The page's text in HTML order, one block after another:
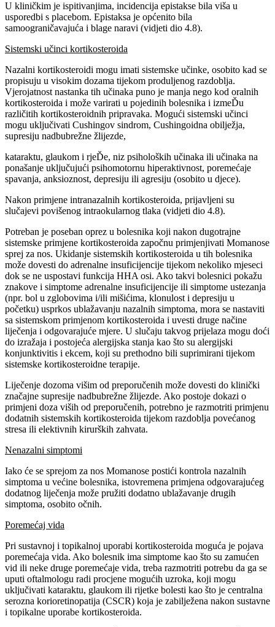
U kliničkim je ispitivanjima, incidencija epistakse bila viša u
usporedbi s placebom. Epistaksa je općenito bila
samoograničavajuća i blage naravi (vidjeti dio 4.8).
Sistemski učinci kortikosteroida
Nazalni kortikosteroidi mogu imati sistemske učinke, osobito kad se
propisuju u visokim dozama tijekom produljenog razdoblja.
Vjerojatnost nastanka tih učinaka puno je manja nego kod oralnih
kortikosteroida i može varirati u pojedinih bolesnika i izmeĎu
različitih kortikosteroidnih pripravaka. Mogući sistemski učinci
mogu uključivati Cushingov sindrom, Cushingoidna obilježja,
supresiju nadbubrežne žlijezde,
kataraktu, glaukom i rjeĎe, niz psiholoških učinaka ili učinaka na
ponašanje uključujući psihomotornu hiperaktivnost, poremećaje
spavanja, anksioznost, depresiju ili agresiju (osobito u djece).
Nakon primjene intranazalnih kortikosteroida, prijavljeni su
slučajevi povišenog intraokularnog tlaka (vidjeti dio 4.8).
Potreban je poseban oprez u bolesnika koji nakon dugotrajne
sistemske primjene kortikosteroida započnu primjenjivati Momanose
sprej za nos. Ukidanje sistemskih kortikosteroida u tih bolesnika
može dovesti do adrenalne insuficijencije tijekom nekoliko mjeseci
dok se ne uspostavi funkcija HHA osi. Ako takvi bolesnici pokažu
znakove i simptome adrenalne insuficijencije ili simptome ustezanja
(npr. bol u zglobovima i/ili mišićima, klonulost i depresiju u
početku) usprkos ublažavanju nazalnih simptoma, mora se nastaviti
sa sistemskom primjenom kortikosteroida i uvesti druge načine
liječenja i odgovarajuće mjere. U slučaju takvog prijelaza mogu doći
do izražaja i postojeća alergijska stanja kao što su alergijski
konjunktivitis i ekcem, koji su prethodno bili suprimirani tijekom
sistemske kortikosteroidne terapije.
Liječenje dozoma višim od preporučenih može dovesti do klinički
značajne supresije nadbubrežne žlijezde. Ako postoje dokazi o
primjeni doza viših od preporučenih, potrebno je razmotriti primjenu
dodatnih sistemskih kortikosteroida tijekom razdoblja povećanog
stresa ili elektivnih kirurških zahvata.
Nenazalni simptomi
Iako će se sprejom za nos Momanose postići kontrola nazalnih
simptoma u većine bolesnika, istovremena primjena odgovarajućeg
dodatnog liječenja može pružiti dodatno ublažavanje drugih
simptoma, osobito očnih.
Poremećaj vida
Pri sustavnoj i topikalnoj uporabi kortikosteroida moguća je pojava
poremećaja vida. Ako bolesnik ima simptome kao što su zamućen
vid ili neke druge poremećaje vida, treba razmotriti potrebu da ga se
uputi oftalmologu radi procjene mogućih uzroka, koji mogu
uključivati kataraktu, glaukom ili rijetke bolesti kao što je centralna
serozna korioretinopatija (CSCR) koja je zabilježena nakon sustavne
i topikalne uporabe kortikosteroida.